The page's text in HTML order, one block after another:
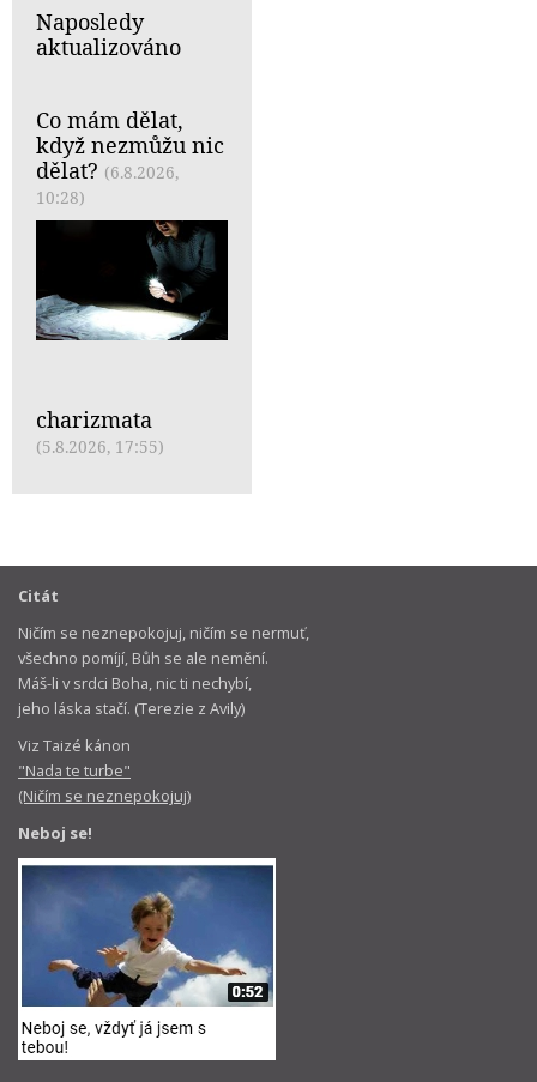
Naposledy
aktualizováno
Co mám dělat,
když nezmůžu nic
dělat? (6.8.2026,
10:28)
charizmata
(5.8.2026, 17:55)
Citát
Ničím se neznepokojuj, ničím se nermuť,
všechno pomíjí, Bůh se ale nemění.
Máš-li v srdci Boha, nic ti nechybí,
jeho láska stačí. (Terezie z Avily)
Viz Taizé kánon
"Nada te turbe"
(Ničím se neznepokojuj)
Neboj se!